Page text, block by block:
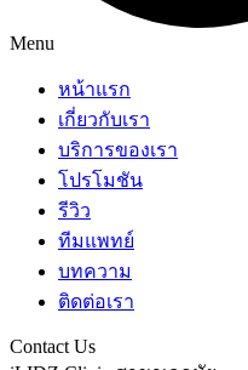
Menu
หน้าแรก
เกี่ยวกับเรา
บริการของเรา
โปรโมชัน
รีวิว
ทีมแพทย์
บทความ
ติดต่อเรา
Contact Us